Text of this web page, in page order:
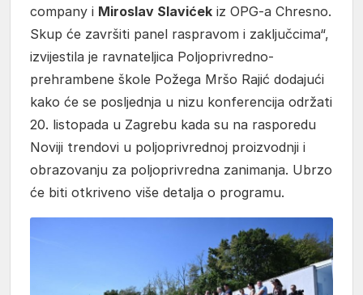
company i Miroslav Slavićek iz OPG-a Chresno.
Skup će završiti panel raspravom i zaključcima“,
izvijestila je ravnateljica Poljoprivredno-
prehrambene škole Požega Mršo Rajić dodajući
kako će se posljednja u nizu konferencija održati
20. listopada u Zagrebu kada su na rasporedu
Noviji trendovi u poljoprivrednoj proizvodnji i
obrazovanju za poljoprivredna zanimanja. Ubrzo
će biti otkriveno više detalja o programu.